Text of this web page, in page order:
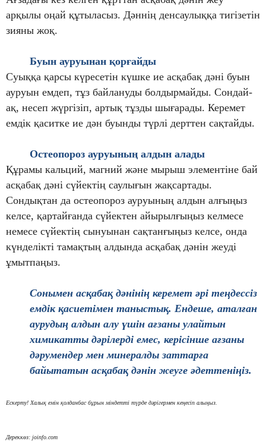
арқылы оңай құтыласыз. Дәннің денсаулыққа тигізетін
зияны жоқ.
Буын ауруынан қорғайды
Суыққа қарсы күресетін күшке ие асқабақ дәні буын
ауруын емдеп, тұз байлануды болдырмайды. Сондай-
ақ, несеп жүргізіп, артық тұзды шығарады. Керемет
емдік қаситке ие дән буынды түрлі дерттен сақтайды.
Остеопороз ауруының алдын алады
Құрамы кальций, магний және мырыш элементіне бай
асқабақ дәні сүйектің саулығын жақсартады.
Сондықтан да остеопороз ауруының алдын алғыңыз
келсе, қартайғанда сүйектен айырылғыңыз келмесе
немесе сүйектің сынуынан сақтанғыңыз келсе, онда
күнделікті тамақтың алдында асқабақ дәнін жеуді
ұмытпаңыз.
Сонымен асқабақ дәнінің керемет әрі теңдессіз
емдік қасиетімен таныстық. Ендеше, аталған
аурудың алдын алу үшін ағзаны улайтын
химикатты дәрілерді емес, керісінше ағзаны
дәрумендер мен минералды заттарға
байытатын асқабақ дәнін жеуге әдеттеніңіз.
Ескерту! Халық емін қолданбас бұрын міндетті түрде дәрігермен кеңесіп алыңыз.
Дереккөз: joinfo.com